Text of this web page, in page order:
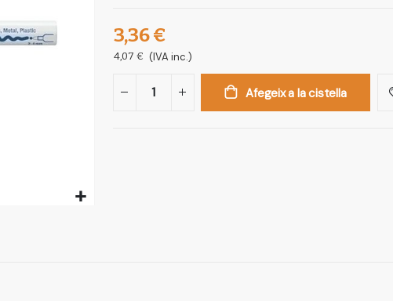
3,36 €
4,07 € (IVA inc.)
Afegeix a la cistella